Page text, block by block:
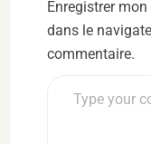
Enregistrer
dans le
commentaire.